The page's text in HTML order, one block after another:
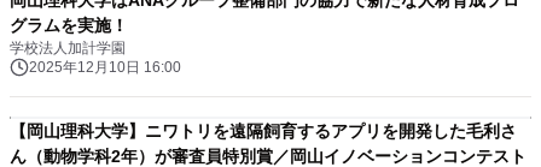
グラムを実施！
学校法人加計学園
2025年12月10日 16:00
【岡山理科大学】ニワトリを遠隔飼育するアプリを開発した毛利さ
ん（動物学科2年）が審査員特別賞／岡山イノベーションコンテスト